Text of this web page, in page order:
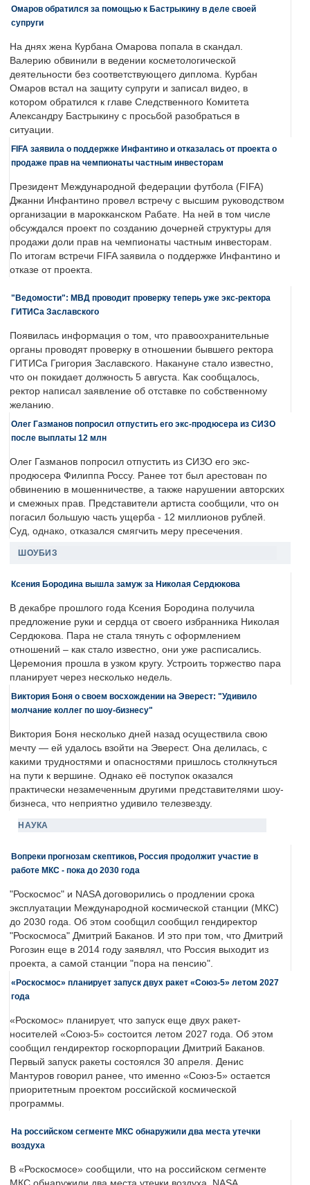
Омаров обратился за помощью к Бастрыкину в деле своей
супруги
На днях жена Курбана Омарова попала в скандал.
Валерию обвинили в ведении косметологической
деятельности без соответствующего диплома. Курбан
Омаров встал на защиту супруги и записал видео, в
котором обратился к главе Следственного Комитета
Александру Бастрыкину с просьбой разобраться в
ситуации.
FIFA заявила о поддержке Инфантино и отказалась от проекта о
продаже прав на чемпионаты частным инвесторам
Президент Международной федерации футбола (FIFA)
Джанни Инфантино провел встречу с высшим руководством
организации в марокканском Рабате. На ней в том числе
обсуждался проект по созданию дочерней структуры для
продажи доли прав на чемпионаты частным инвесторам.
По итогам встречи FIFA заявила о поддержке Инфантино и
отказе от проекта.
"Ведомости": МВД проводит проверку теперь уже экс-ректора
ГИТИСа Заславского
Появилась информация о том, что правоохранительные
органы проводят проверку в отношении бывшего ректора
ГИТИСа Григория Заславского. Накануне стало известно,
что он покидает должность 5 августа. Как сообщалось,
ректор написал заявление об отставке по собственному
желанию.
Олег Газманов попросил отпустить его экс-продюсера из СИЗО
после выплаты 12 млн
Олег Газманов попросил отпустить из СИЗО его экс-
продюсера Филиппа Россу. Ранее тот был арестован по
обвинению в мошенничестве, а также нарушении авторских
и смежных прав. Представители артиста сообщили, что он
погасил большую часть ущерба - 12 миллионов рублей.
Суд, однако, отказался смягчить меру пресечения.
ШОУБИЗ
Ксения Бородина вышла замуж за Николая Сердюкова
В декабре прошлого года Ксения Бородина получила
предложение руки и сердца от своего избранника Николая
Сердюкова. Пара не стала тянуть с оформлением
отношений – как стало известно, они уже расписались.
Церемония прошла в узком кругу. Устроить торжество пара
планирует через несколько недель.
Виктория Боня о своем восхождении на Эверест: "Удивило
молчание коллег по шоу-бизнесу"
Виктория Боня несколько дней назад осуществила свою
мечту — ей удалось взойти на Эверест. Она делилась, с
какими трудностями и опасностями пришлось столкнуться
на пути к вершине. Однако её поступок оказался
практически незамеченным другими представителями шоу-
бизнеса, что неприятно удивило телезвезду.
НАУКА
Вопреки прогнозам скептиков, Россия продолжит участие в
работе МКС - пока до 2030 года
"Роскосмос" и NASA договорились о продлении срока
эксплуатации Международной космической станции (МКС)
до 2030 года. Об этом сообщил сообщил гендиректор
"Роскосмоса" Дмитрий Баканов. И это при том, что Дмитрий
Рогозин еще в 2014 году заявлял, что Россия выходит из
проекта, а самой станции "пора на пенсию".
«Роскосмос» планирует запуск двух ракет «Союз-5» летом 2027
года
«Роскомос» планирует, что запуск еще двух ракет-
носителей «Союз-5» состоится летом 2027 года. Об этом
сообщил гендиректор госкорпорации Дмитрий Баканов.
Первый запуск ракеты состоялся 30 апреля. Денис
Мантуров говорил ранее, что именно «Союз-5» остается
приоритетным проектом российской космической
программы.
На российском сегменте МКС обнаружили два места утечки
воздуха
В «Роскосмосе» сообщили, что на российском сегменте